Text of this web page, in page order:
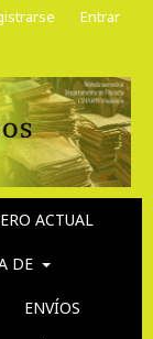
ACTUAL
DE
ENVÍOS
Entrar